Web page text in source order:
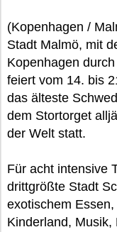
(Kopenhagen /
Stadt Malmö, mit
Kopenhagen
feiert vom 14. bis
das älteste
dem Stortorget
der Welt statt.
Für acht intensive
drittgrößte Stadt
exotischem
Kinderland,